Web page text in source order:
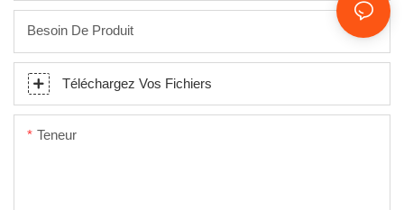
Besoin De Produit
Téléchargez Vos Fichiers
Teneur